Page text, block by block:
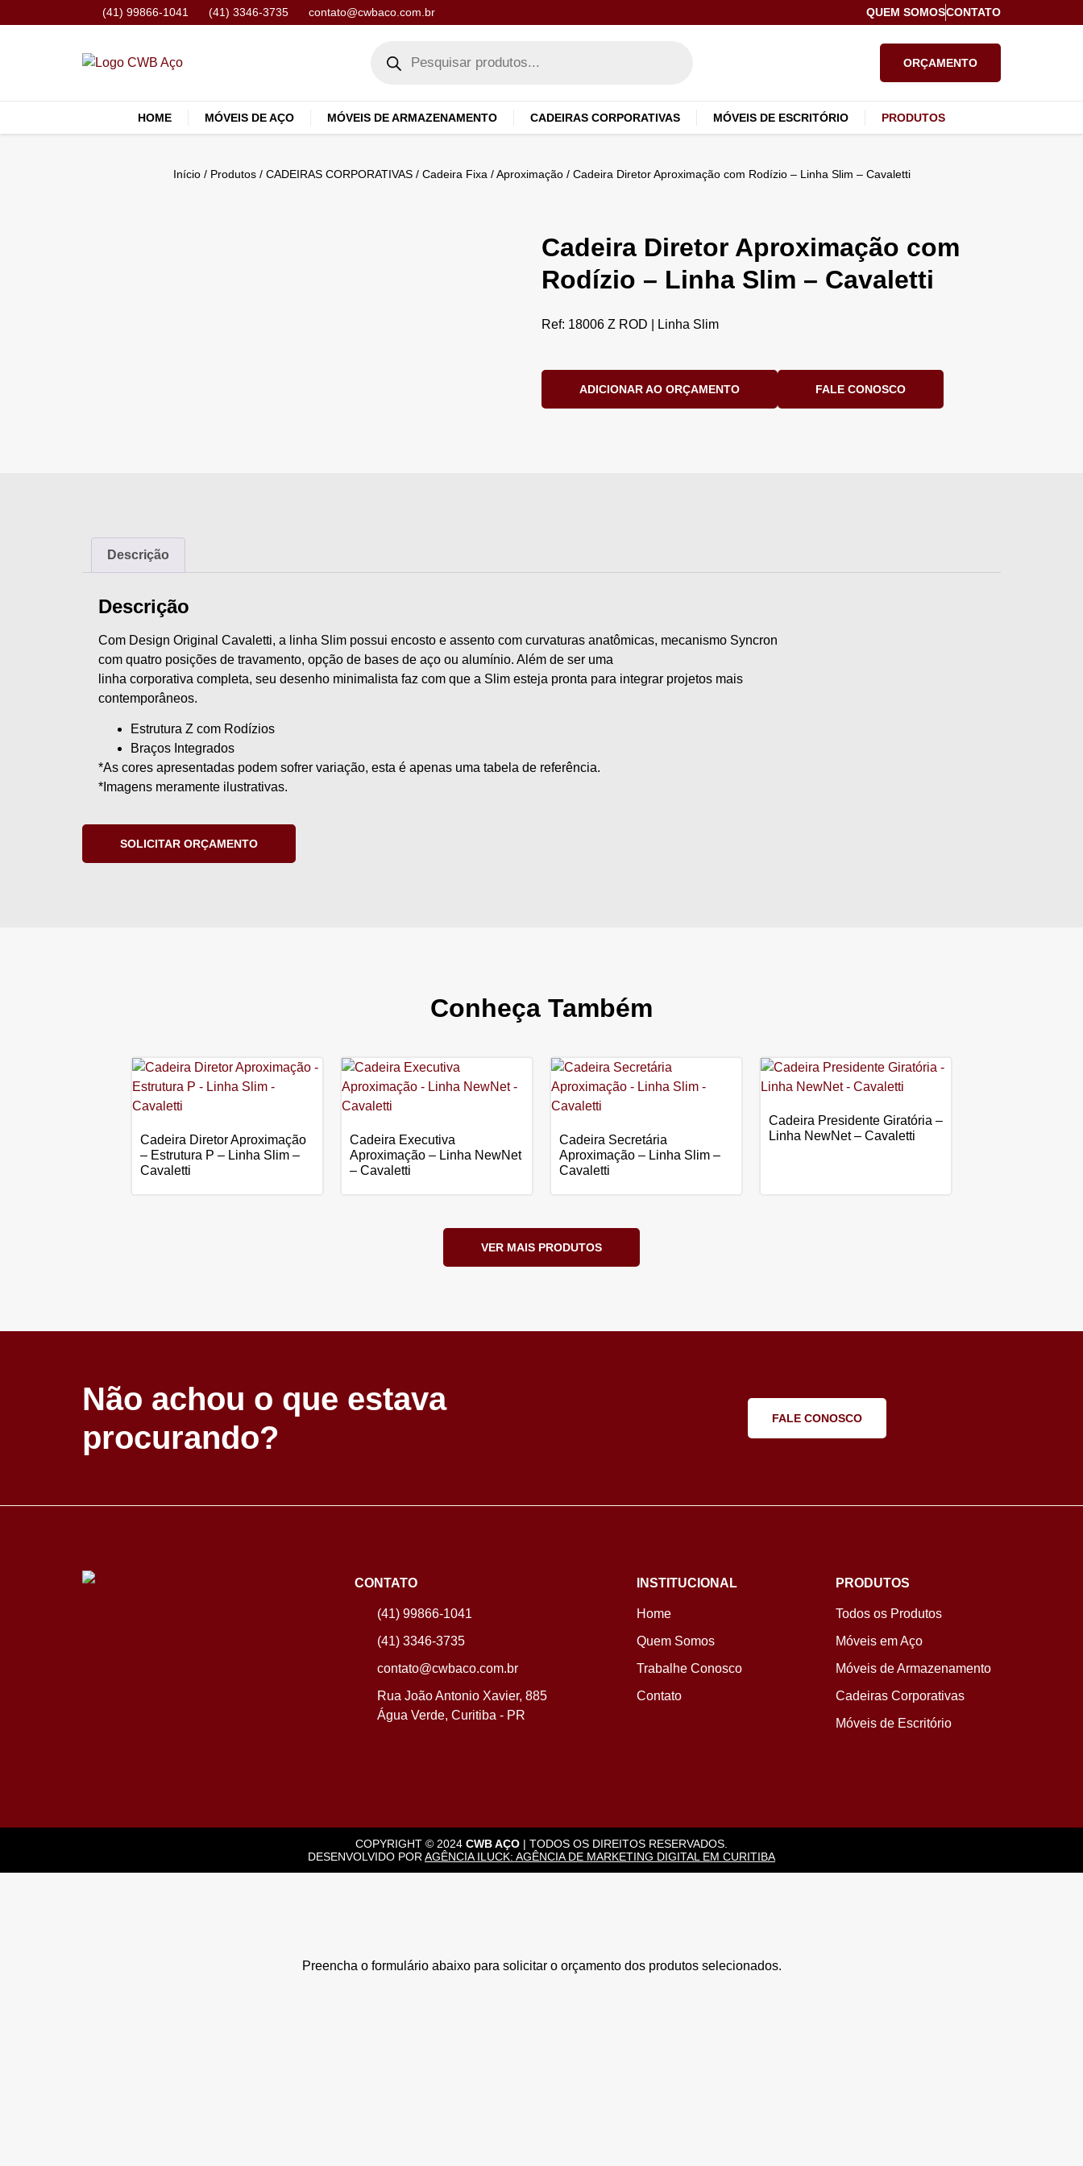
(41) 99866-1041 (41) 3346-3735 contato@cwbaco.com.br QUEM SOMOSCONTATO
ORÇAMENTO
HOME MÓVEIS DE AÇO MÓVEIS DE ARMAZENAMENTO CADEIRAS CORPORATIVAS MÓVEIS DE ESCRITÓRIO PRODUTOS
Início/ Produtos/ CADEIRAS CORPORATIVAS/ Cadeira Fixa / Aproximação/ Cadeira Diretor Aproximação com Rodízio – Linha Slim – Cavaletti
Cadeira Diretor Aproximação com
Rodízio – Linha Slim – Cavaletti
Ref: 18006 Z ROD | Linha Slim
ADICIONAR AO ORÇAMENTO FALE CONOSCO
Descrição
Descrição
Com Design Original Cavaletti, a linha Slim possui encosto e assento com curvaturas anatômicas, mecanismo Syncron
com quatro posições de travamento, opção de bases de aço ou alumínio. Além de ser uma
linha corporativa completa, seu desenho minimalista faz com que a Slim esteja pronta para integrar projetos mais
contemporâneos.
Estrutura Z com Rodízios
Braços Integrados
*As cores apresentadas podem sofrer variação, esta é apenas uma tabela de referência.
*Imagens meramente ilustrativas.
SOLICITAR ORÇAMENTO
Conheça Também
Cadeira Diretor Aproximação
– Estrutura P – Linha Slim –
Cavaletti
Cadeira Executiva
Aproximação – Linha NewNet
– Cavaletti
Cadeira Secretária
Aproximação – Linha Slim –
Cavaletti
Cadeira Presidente Giratória –
Linha NewNet – Cavaletti
VER MAIS PRODUTOS
Não achou o que estava
procurando?
FALE CONOSCO
CONTATO
(41) 99866-1041
(41) 3346-3735
contato@cwbaco.com.br
Rua João Antonio Xavier, 885
Água Verde, Curitiba - PR
INSTITUCIONAL
Home
Quem Somos
Trabalhe Conosco
Contato
PRODUTOS
Todos os Produtos
Móveis em Aço
Móveis de Armazenamento
Cadeiras Corporativas
Móveis de Escritório
COPYRIGHT © 2024 CWB AÇO | TODOS OS DIREITOS RESERVADOS.
DESENVOLVIDO PORAGÊNCIA ILUCK: AGÊNCIA DE MARKETING DIGITAL EM CURITIBA
Preencha o formulário abaixo para solicitar o orçamento dos produtos selecionados.